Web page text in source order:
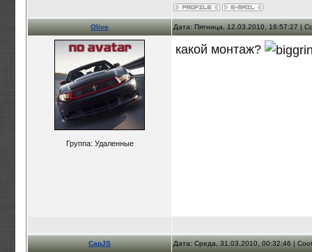
Olive Дата: Пятница, 12.03.2010, 16:57:27 |
Группа: Удаленные
какой монтаж?
CapJS Дата: Среда, 31.03.2010, 00:32:46 |